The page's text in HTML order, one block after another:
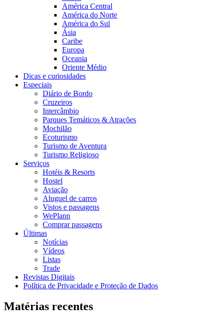
América Central
América do Norte
América do Sul
Ásia
Caribe
Europa
Oceania
Oriente Médio
Dicas e curiosidades
Especiais
Diário de Bordo
Cruzeiros
Intercâmbio
Parques Temáticos & Atrações
Mochilão
Ecoturismo
Turismo de Aventura
Turismo Religioso
Serviços
Hotéis & Resorts
Hostel
Aviação
Aluguel de carros
Vistos e passagens
WePlann
Comprar passagens
Últimas
Notícias
Vídeos
Listas
Trade
Revistas Digitais
Política de Privacidade e Proteção de Dados
Matérias recentes